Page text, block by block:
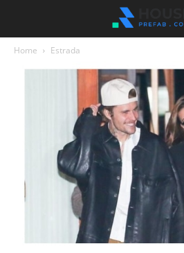
Home Estrada